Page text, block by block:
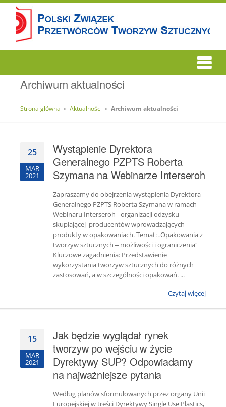
Archiwum aktualności
Strona główna » Aktualności » Archiwum aktualności
25
MAR
2021
Wystąpienie Dyrektora
Generalnego PZPTS Roberta
Szymana na Webinarze Interseroh
Zapraszamy do obejrzenia wystąpienia Dyrektora
Generalnego PZPTS Roberta Szymana w ramach
Webinaru Interseroh - organizacji odzysku
skupiającej producentów wprowadzających
produkty w opakowaniach. Temat: „Opakowania z
tworzyw sztucznych – możliwości i ograniczenia”
Kluczowe zagadnienia: Przedstawienie
wykorzystania tworzyw sztucznych do różnych
zastosowań, a w szczególności opakowań. ...
Czytaj więcej
15
MAR
2021
Jak będzie wyglądał rynek
tworzyw po wejściu w życie
Dyrektywy SUP? Odpowiadamy
na najważniejsze pytania
Według planów sformułowanych przez organy Unii
Europejskiej w treści Dyrektywy Single Use Plastics,